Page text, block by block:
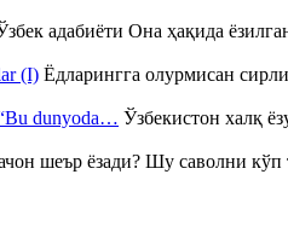
адабиёти Она ҳақида
(I) Ёдларингга олурмисан
dunyoda… Ўзбекистон халқ
шеър ёзади? Шу саволни кўп